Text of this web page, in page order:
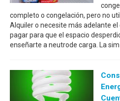
completo o congelación, pero no
Alquiler o necesite más adelante el
pagar para que el espacio
enseñarte a neutrode carga. La sim